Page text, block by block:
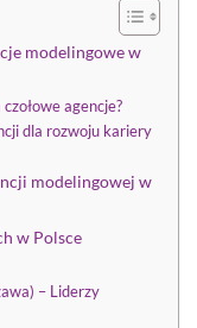
modelingowe w
agencje?
dla rozwoju kariery
modelingowej w
w Polsce
– Liderzy